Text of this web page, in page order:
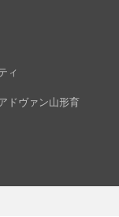
ィ
ドヴァン山形育